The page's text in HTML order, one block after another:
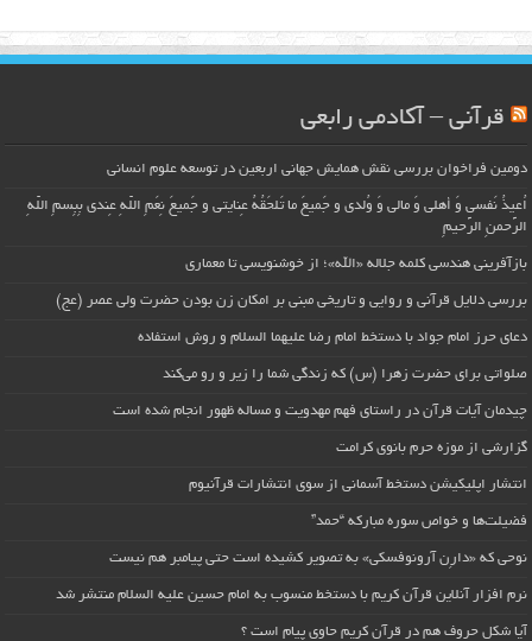
قرآنی – آکادمی رابعی
دومین فراخوان بررسی نقش همایش جهانی اربعین در توسعه علوم انسانی
اُعیذُ نَفسی وَ أهلی وَ مالی وَ وُلدی و جَمیعَ ما تَلحَقُهُ عِنایتی و جَمیعَ نِعَمِ اللّهِ عِندی بِبِسمِ اللّهِ
الرَّحمنِ الرَّحیمِ
بازآفرینی هندسی کلمه جلاله «الله»؛ از خوشنویسی تا معماری
بررسی دلایل قرآنی و روایی و تاریخی مبنی بر امکان زن بودن حضرت ولی عصر (عج)
دعای حرز امام جواد با دستخط امام رضا علیهما السلام و روش استفاده
صلواتی برای حضرت زهرا (س) که زندگی شما را زیر و رو می‌کند
چیدمان آیات قرآن در راستای فهم مهدویت و مساله ظهور انجام شده است
گزارشی از موزه حرم بانوی کرامت
انتشار اپلیکیشن دستخط آسمانی از سوی انتشارات قرآنیوم
فضیلت‌ها و خواص سوره مبارکه “حمد”
نوحی که «دارِن آرونوفسکی» به تصویر کشیده است حتی پیامبر هم نیست
نرم افزار آنلاین قرآن کریم با دستخط منسوب به امام حسین علیه السلام منتشر شد
آیا شکل حروف هم در قرآن کریم حاوی پیام است ؟